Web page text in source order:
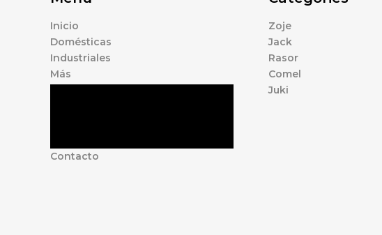
Inicio
Domésticas
Industriales
Más
Contacto
Zoje
Jack
Rasor
Comel
Juki